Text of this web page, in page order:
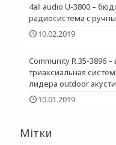
4all audio U-3800 –
радиосистема c
10.02.2019
Community R.35-3896 –
триаксиальная
лидера outdoor
10.01.2019
Мітки